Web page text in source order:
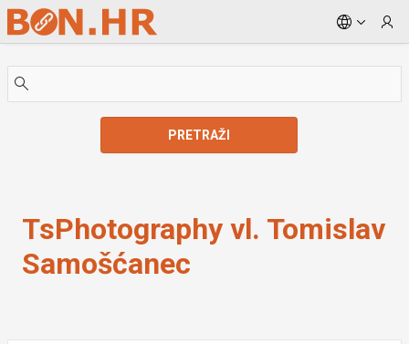
Skip to Main Content
PRETRAŽI
TsPhotography vl. Tomislav
Samošćanec